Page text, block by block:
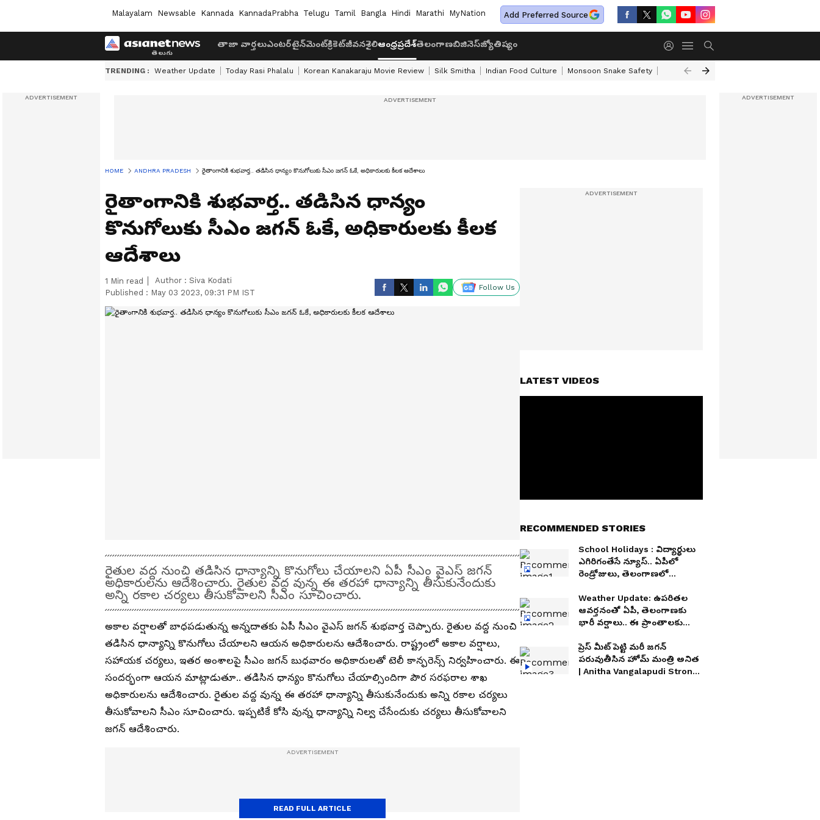
Malayalam Newsable Kannada KannadaPrabha Telugu Tamil Bangla Hindi Marathi MyNation Add Preferred Source
తాజా వార్తలుఎంటర్‌టైన్‌మెంట్క్రికెట్జీవనశైలిఆంధ్రప్రదేశ్తెలంగాణబిజినెస్జ్యోతిష్యం
TRENDING : Weather Update Today Rasi Phalalu Korean Kanakaraju Movie Review Silk Smitha Indian Food Culture Monsoon Snake Safety Akkineni Nageswara Rao
HOME ANDHRA PRADESH రైతాంగానికి శుభవార్త.. తడిసిన ధాన్యం కొనుగోలుకు సీఎం జగన్ ఓకే, అధికారులకు కీలక ఆదేశాలు
రైతాంగానికి శుభవార్త.. తడిసిన ధాన్యం
కొనుగోలుకు సీఎం జగన్ ఓకే, అధికారులకు కీలక
ఆదేశాలు
1 Min read Author : Siva Kodati
Published : May 03 2023, 09:31 PM IST
Follow Us
రైతుల వద్ద నుంచి తడిసిన ధాన్యాన్ని కొనుగోలు చేయాలని ఏపీ సీఎం వైఎస్ జగన్
అధికారులను ఆదేశించారు. రైతుల వద్ద వున్న ఈ తరహా ధాన్యాన్ని తీసుకునేందుకు
అన్ని రకాల చర్యలు తీసుకోవాలని సీఎం సూచించారు.
అకాల వర్షాలతో బాధపడుతున్న అన్నదాతకు ఏపీ సీఎం వైఎస్ జగన్ శుభవార్త చెప్పారు. రైతుల వద్ద నుంచి
తడిసిన ధాన్యాన్ని కొనుగోలు చేయాలని ఆయన అధికారులను ఆదేశించారు. రాష్ట్రంలో అకాల వర్షాలు,
సహాయక చర్యలు, ఇతర అంశాలపై సీఎం జగన్ బుధవారం అధికారులతో టెలీ కాన్ఫరెన్స్ నిర్వహించారు. ఈ
సందర్భంగా ఆయన మాట్లాడుతూ.. తడిసిన ధాన్యం కొనుగోలు చేయాల్సిందిగా పౌర సరఫరాల శాఖ
అధికారులను ఆదేశించారు. రైతుల వద్ద వున్న ఈ తరహా ధాన్యాన్ని తీసుకునేందుకు అన్ని రకాల చర్యలు
తీసుకోవాలని సీఎం సూచించారు. ఇప్పటికే కోసి వున్న ధాన్యాన్ని నిల్వ చేసేందుకు చర్యలు తీసుకోవాలని
జగన్ ఆదేశించారు.
READ FULL ARTICLE
LATEST VIDEOS
RECOMMENDED STORIES
School Holidays : విద్యార్థులు
ఎగిరిగంతేసే న్యూస్.. ఏపీలో
రెండ్రోజులు, తెలంగాణలో
సెలవులు
Weather Update: ఉపరితల
ఆవర్తనంతో ఏపీ, తెలంగాణకు
భారీ వర్షాలు.. ఈ ప్రాంతాలకు
ప్రెస్ మీట్ పెట్టి మరీ జగన్
పరువుతీసిన హోమ్ మంత్రి అనిత
| Anitha Vangalapudi Strong